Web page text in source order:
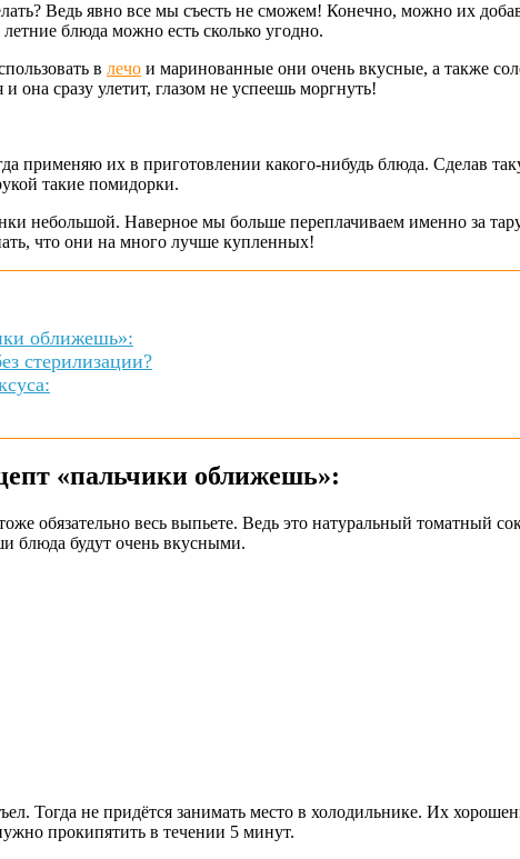
Ведь явно все мы съесть не сможем! Конечно, можно их
летние блюда можно есть сколько угодно.
в лечо и маринованные они очень вкусные, а также
она сразу улетит, глазом не успеешь моргнуть!
их в приготовлении какого-нибудь блюда. Сделав
такие помидорки.
небольшой. Наверное мы больше переплачиваем именно за
что они на много лучше купленных!
оближешь»:
стерилизации?
«пальчики оближешь»:
обязательно весь выпьете. Ведь это натуральный томатный
блюда будут очень вкусными.
Тогда не придётся занимать место в холодильнике. Их
прокипятить в течении 5 минут.